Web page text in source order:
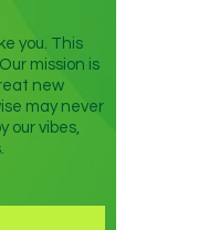
you. This
mission is
new
may never
our vibes,